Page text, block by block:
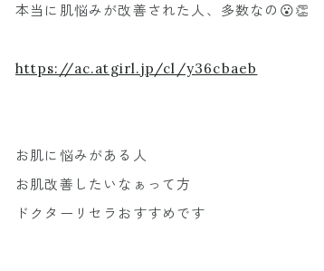
本当に肌悩みが改善された人、多数なの😮👏
https://ac.atgirl.jp/cl/y36cbaeb
お肌に悩みがある人
お肌改善したいなぁって方
ドクターリセラおすすめです